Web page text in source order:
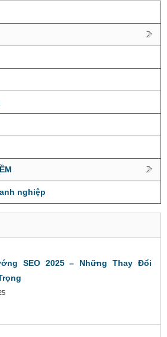
nghiệp
SEO 2025 – Những Thay Đổi